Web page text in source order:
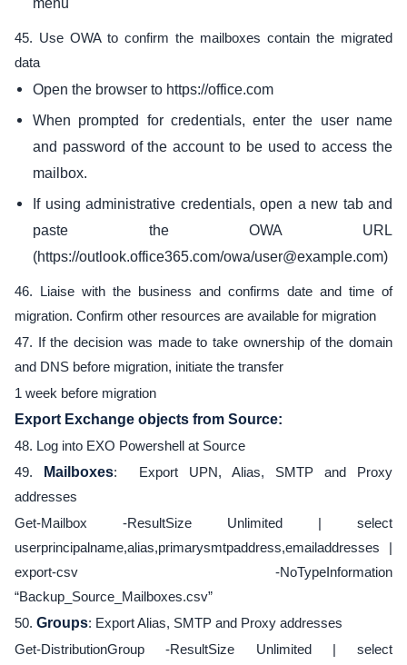
45. Use OWA to confirm the mailboxes contain the migrated
data
Open the browser to https://office.com
When prompted for credentials, enter the user name
and password of the account to be used to access the
mailbox.
If using administrative credentials, open a new tab and
paste the OWA URL
(https://outlook.office365.com/owa/user@example.com)
46. Liaise with the business and confirms date and time of
migration. Confirm other resources are available for migration
47. If the decision was made to take ownership of the domain
and DNS before migration, initiate the transfer
1 week before migration
Export Exchange objects from Source:
48. Log into EXO Powershell at Source
49.
Mailboxes: Export UPN, Alias, SMTP and Proxy
addresses
Get-Mailbox -ResultSize Unlimited | select
userprincipalname,alias,primarysmtpaddress,emailaddresses |
export-csv -NoTypeInformation
“Backup_Source_Mailboxes.csv”
50. Groups: Export Alias, SMTP and Proxy addresses
Get-DistributionGroup -ResultSize Unlimited | select